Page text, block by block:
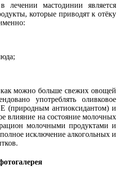
мастодинии является
которые приводят к отёку
можно больше свежих овощей
употреблять оливковое
(природным антиоксидантом) и
влияние на состояние молочных
молочными продуктами и
исключение алкогольных и